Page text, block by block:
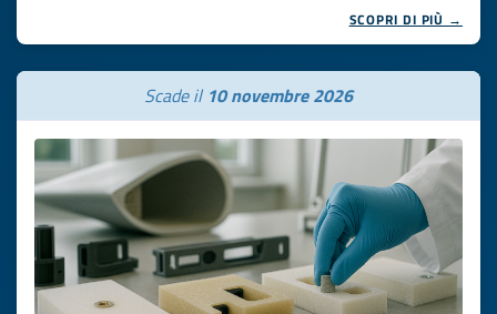
SCOPRI DI PIÙ →
Scade il 10 novembre 2026